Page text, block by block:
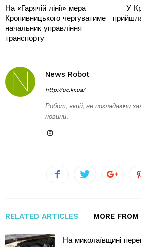
На «Гарячій лінії» мера
Кропивницького чергуватиме
начальник управління
транспорту
У
News Robot
http://uc.kr.ua/
Робот, який, не покладаючи
новини.
RELATED ARTICLES MORE
На миколаївщині